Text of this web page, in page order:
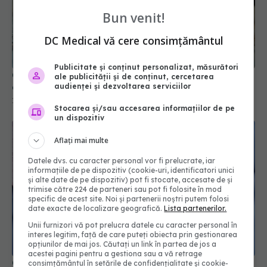
Ce trebuie să știi dacă iei statine. Impactul
asupra oaselor
15 iun 2026, 18:52
Cum aleg medicii combinația potrivită de
medicamente pentru hipertensiune. De ce doi
pacienți cu aceeași tensiune pot primi
Bun venit!
DC Medical vă cere consimțământul
Publicitate și conținut personalizat, măsurători
ale publicității și de conținut, cercetarea
audienței și dezvoltarea serviciilor
Stocarea și/sau accesarea informațiilor de pe
un dispozitiv
Aflați mai multe
Datele dvs. cu caracter personal vor fi prelucrate, iar
informațiile de pe dispozitiv (cookie-uri, identificatori unici
și alte date de pe dispozitiv) pot fi stocate, accesate de și
trimise către 224 de parteneri sau pot fi folosite în mod
specific de acest site. Noi și partenerii noștri putem folosi
date exacte de localizare geografică.Lista partenerilor.
Unii furnizori vă pot prelucra datele cu caracter personal în
interes legitim, față de care puteți obiecta prin gestionarea
opțiunilor de mai jos. Căutați un link în partea de jos a
acestei pagini pentru a gestiona sau a vă retrage
consimțământul în setările de confidențialitate și cookie-